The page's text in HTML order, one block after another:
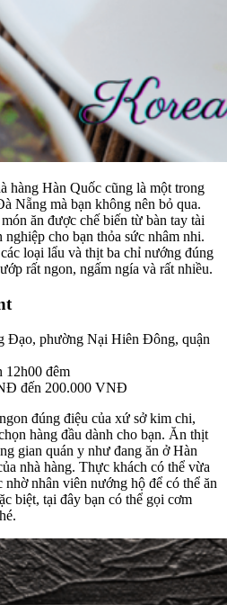
hàng Hàn Quốc cũng là một trong
Nẵng mà bạn không nên bỏ qua.
ăn được chế biến từ bàn tay tài
cho bạn thỏa sức nhâm nhi.
loại lẩu và thịt ba chỉ nướng đúng
rất ngon, ngấm ngía và rất nhiều.
Đạo, phường Nại Hiên Đông, quận
12h00 đêm
đến 200.000 VNĐ
đúng điệu của xứ sở kim chi,
hàng đầu dành cho bạn. Ăn thịt
gian quán y như đang ăn ở Hàn
nhà hàng. Thực khách có thể vừa
nhân viên nướng hộ để có thể ăn
biệt, tại đây bạn có thể gọi cơm